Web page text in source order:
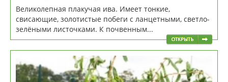
Великолепная плакучая ива. Имеет тонкие,
свисающие, золотистые побеги с ланцетными, светло-
зелёными листочками. К почвенным...